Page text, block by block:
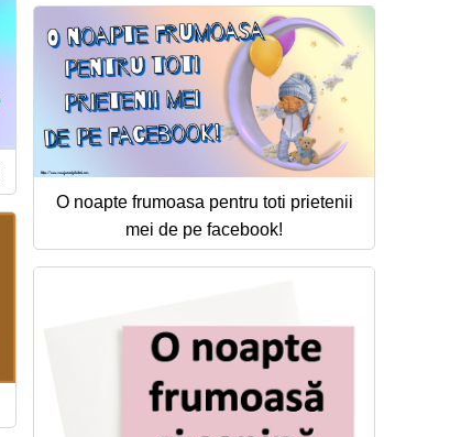
O noapte frumoasa pentru toti prietenii
mei de pe facebook!